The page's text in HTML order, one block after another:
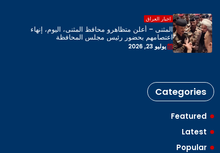
اخبار العراق
المثنى – أعلن متظاهرو محافظ المثنى، اليوم، إنهاء
اعتصامهم بحضور رئيس مجلس المحافظة
يوليو 23, 2026
Categories
Featured
Latest
Popular